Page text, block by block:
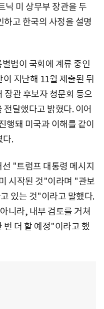
닉 미 상무부 장관을 두
하고 한국의 사정을 설명
법이 국회에 계류 중인
지난해 11월 제출된 뒤
장관 후보자 청문회 등으
달했다고 밝혔다. 이어
행돼 미국과 이해를 같이
다.
"트럼프 대통령 메시지
시작된 것"이라며 "관보
있는 것"이라고 말했다.
니라, 내부 검토를 거쳐
번 더 할 예정"이라고 했